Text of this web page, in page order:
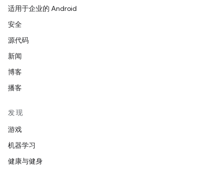
适用于企业的 Android
安全
源代码
新闻
博客
播客
发现
游戏
机器学习
健康与健身